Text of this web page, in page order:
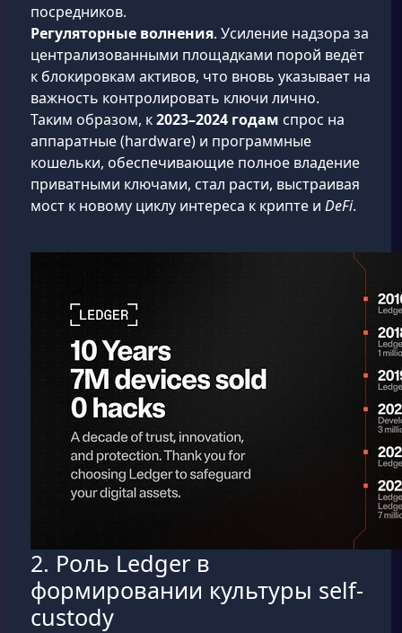
посредников.
Регуляторные волнения. Усиление надзора за
централизованными площадками порой ведёт
к блокировкам активов, что вновь указывает на
важность контролировать ключи лично.
Таким образом, к2023–2024 годам спрос на
аппаратные (hardware) и программные
кошельки, обеспечивающие полное владение
приватными ключами, стал расти, выстраивая
мост к новому циклу интереса к крипте и DeFi.
2. Роль Ledger в
формировании культуры self-
custody